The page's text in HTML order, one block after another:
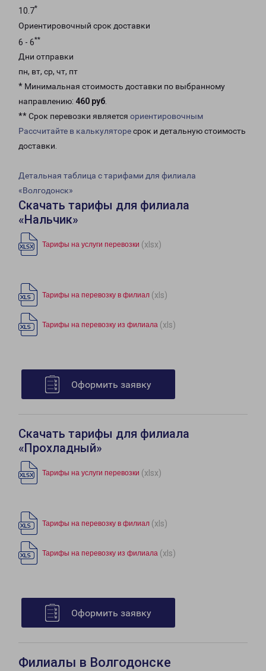
10.7*
Ориентировочный срок доставки
6 - 6**
Дни отправки
пн, вт, ср, чт, пт
* Минимальная стоимость доставки по выбранному
направлению: 460 руб.
** Срок перевозки является ориентировочным
Рассчитайте в калькуляторесрок и детальную стоимость
доставки.
Детальная таблица с тарифами для филиала
«Волгодонск»
Скачать тарифы для филиала
«Нальчик»
Тарифы на услуги перевозки (xlsx)
Тарифы на перевозку в филиал (xls)
Тарифы на перевозку из филиала (xls)
Оформить заявку
Скачать тарифы для филиала
«Прохладный»
Тарифы на услуги перевозки (xlsx)
Тарифы на перевозку в филиал (xls)
Тарифы на перевозку из филиала (xls)
Оформить заявку
Филиалы в Волгодонске